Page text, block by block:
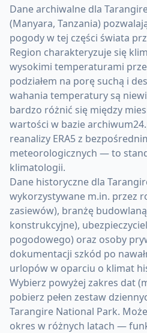
Dane archiwalne dla
(Manyara, Tanzania)
pogody w tej części świata
Region charakteryzuje się
wysokimi temperaturami
podziałem na porę suchą i
wahania temperatury są
bardzo różnić się między
wartości w bazie
reanalizy ERA5 z
meteorologicznych — to
klimatologii.
Dane historyczne dla
wykorzystywane m.in. przez
zasiewów), branżę
konstrukcyjne),
pogodowego) oraz osoby
dokumentacji szkód po
urlopów w oparciu o klimat
Wybierz powyżej zakres dat
pobierz pełen zestaw
Tarangire National Park.
okres w różnych latach —